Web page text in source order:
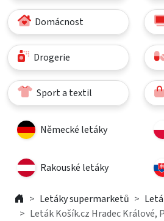
Domácnost
Drogerie
Sport a textil
Německé letáky
Rakouské letáky
Letáky supermarketů
Leták Košík.cz Hradec Králové,